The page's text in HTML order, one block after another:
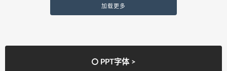
加载更多
PPT字体 >